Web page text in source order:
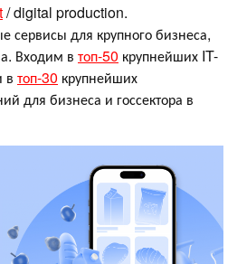
/ digital production.
сервисы для крупного бизнеса,
Входим в топ-50 крупнейших IT-
в топ-30 крупнейших
для бизнеса и госсектора в